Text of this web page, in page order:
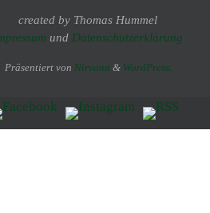
created by Thomas Hummel
und Datenschutzerklärung
Präsentiert von Nirvana & WordPress.